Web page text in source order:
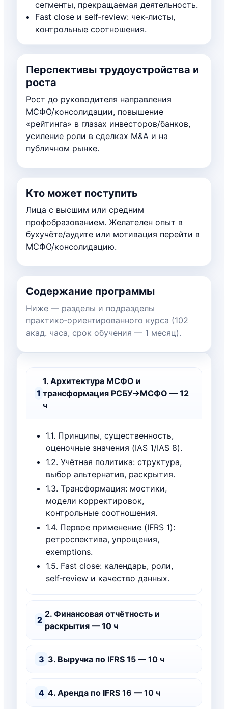
сегменты, прекращаемая деятельность.
Fast close и self‑review: чек‑листы,
контрольные соотношения.
Перспективы трудоустройства и
роста
Рост до руководителя направления
МСФО/консолидации, повышение
«рейтинга» в глазах инвесторов/банков,
усиление роли в сделках M&A и на
публичном рынке.
Кто может поступить
Лица с высшим или средним
профобразованием. Желателен опыт в
бухучёте/аудите или мотивация перейти в
МСФО/консолидацию.
Содержание программы
Ниже — разделы и подразделы
практико‑ориентированного курса (102
акад. часа, срок обучения — 1 месяц).
1
1. Архитектура МСФО и
трансформация РСБУ→МСФО — 12
ч
1.1. Принципы, существенность,
оценочные значения (IAS 1/IAS 8).
1.2. Учётная политика: структура,
выбор альтернатив, раскрытия.
1.3. Трансформация: мостики,
модели корректировок,
контрольные соотношения.
1.4. Первое применение (IFRS 1):
ретроспектива, упрощения,
exemptions.
1.5. Fast close: календарь, роли,
self‑review и качество данных.
2
2. Финансовая отчётность и
раскрытия — 10 ч
3 3. Выручка по IFRS 15 — 10 ч
4 4. Аренда по IFRS 16 — 10 ч